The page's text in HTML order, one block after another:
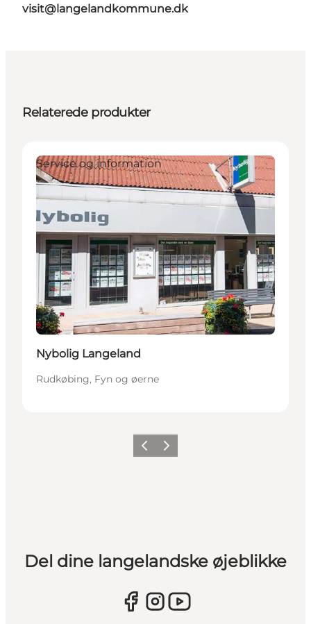
visit@langelandkommune.dk
Relaterede produkter
Service og information
Nybolig Langeland
Rudkøbing, Fyn og øerne
ForrigeNæste
Del dine langelandske øjeblikke